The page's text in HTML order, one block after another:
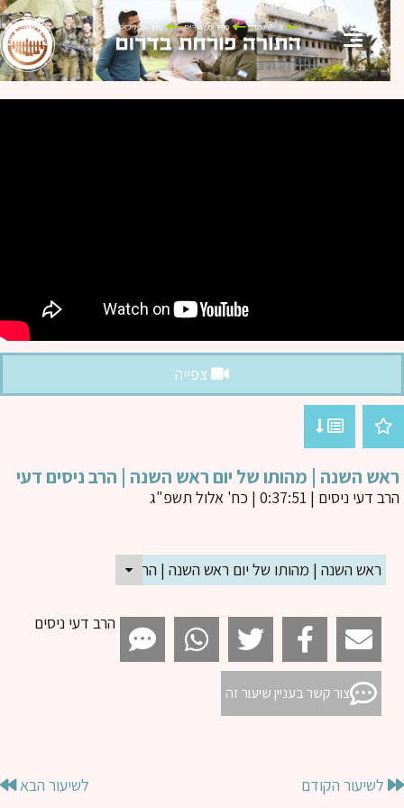
צפייה
השנה | מהותו של יום ראש השנה | הרב ניסים דעי
דעי ניסים| 0:37:51 | כח' אלול תשפ"ג
ראש השנה | מהותו של יום ראש השנה | הרב ניסים דעי
הרב דעי ניסים
צור קשר בעניין שיעור זה
לשיעור הקודם
לשיעור הבא